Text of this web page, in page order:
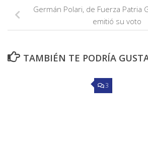
Germán Polari, de Fuerza Patria
emitió su voto
TAMBIÉN TE PODRÍA
3